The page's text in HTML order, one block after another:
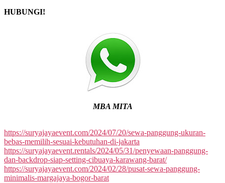
HUBUNGI!
MBA MITA
https://suryajayaevent.com/2024/07/20/sewa-panggung-ukuran-
bebas-memilih-sesuai-kebutuhan-di-jakarta
https://suryajayaevent.rentals/2024/05/31/penyewaan-panggung-
dan-backdrop-siap-setting-cibuaya-karawang-barat/
https://suryajayaevent.com/2024/02/28/pusat-sewa-panggung-
minimalis-margajaya-bogor-barat